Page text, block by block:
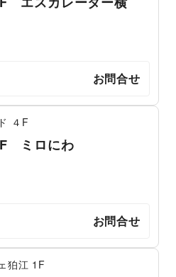
お問合せ
４F
ミロにわ
お問合せ
狛江 1F